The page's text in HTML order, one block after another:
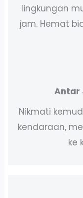
lingkungan
jam. Hemat
Antar
Nikmati
kendaraan,
ke